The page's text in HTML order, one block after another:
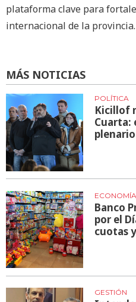
plataforma clave para
internacional de la provincia.
MÁS NOTICIAS
POLÍTICA
Kicillof
Cuarta:
ECONOMÍA
Banco
por el
cuotas
GESTIÓN